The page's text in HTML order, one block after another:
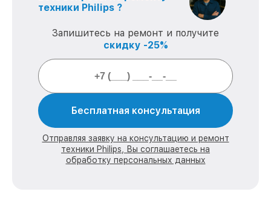
техники Philips ?
Запишитесь на ремонт и получите
скидку -25%
Бесплатная консультация
Отправляя заявку на консультацию и ремонт
техники Philips, Вы соглашаетесь на
обработку персональных данных